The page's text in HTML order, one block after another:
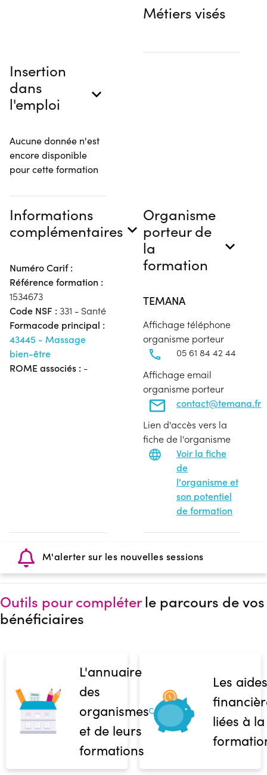
Métiers visés
Insertion
dans
l'emploi
Aucune donnée n'est
encore disponible
pour cette formation
Informations
complémentaires
Numéro Carif :
Référence formation :
1534673
Code NSF : 331 - Santé
Formacode principal :
43445 - Massage
bien-être
ROME associés : -
Organisme
porteur de
la
formation
TEMANA
Affichage téléphone
organisme porteur
05 61 84 42 44
Affichage email
organisme porteur
contact@temana.fr
Lien d'accès vers la
fiche de l'organisme
Voir la fiche
de
l'organisme et
son potentiel
de formation
M'alerter sur les nouvelles sessions
Outils pour compléterle parcours de vos
bénéficiaires
L'annuaire
des
organismes
et de leurs
formations
Les aides
liées à la